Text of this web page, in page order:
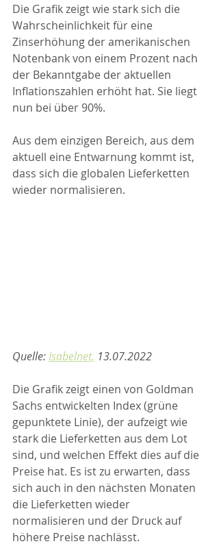
Die Grafik zeigt wie stark sich die
Wahrscheinlichkeit für eine
Zinserhöhung der amerikanischen
Notenbank von einem Prozent nach
der Bekanntgabe der aktuellen
Inflationszahlen erhöht hat. Sie liegt
nun bei über 90%.
Aus dem einzigen Bereich, aus dem
aktuell eine Entwarnung kommt ist,
dass sich die globalen Lieferketten
wieder normalisieren.
Quelle: Isabelnet, 13.07.2022
Die Grafik zeigt einen von Goldman
Sachs entwickelten Index (grüne
gepunktete Linie), der aufzeigt wie
stark die Lieferketten aus dem Lot
sind, und welchen Effekt dies auf die
Preise hat. Es ist zu erwarten, dass
sich auch in den nächsten Monaten
die Lieferketten wieder
normalisieren und der Druck auf
höhere Preise nachlässt.